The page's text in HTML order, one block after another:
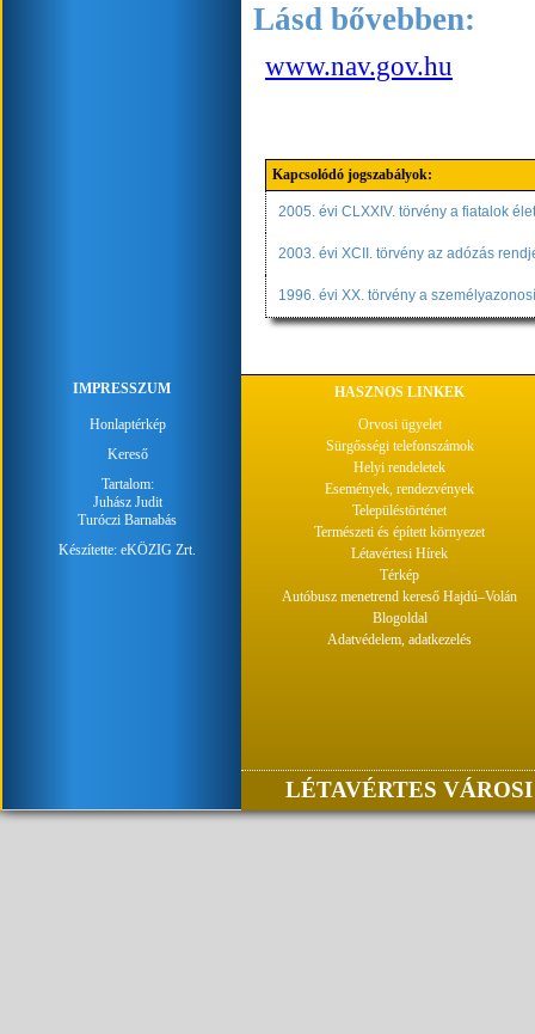
Lásd bővebben:
www.nav.gov.hu
Kapcsolódó jogszabályok:
2005. évi CLXXIV. törvény a fiatalok
2003. évi XCII. törvény az adózás
1996. évi XX. törvény a
IMPRESSZUM
Honlaptérkép
Kereső
Tartalom:
Juhász Judit
Turóczi Barnabás
Készítette:eKÖZIG Zrt.
HASZNOS LINKEK
Orvosi ügyelet
Sürgősségi telefonszámok
Helyi rendeletek
Események, rendezvények
Településtörténet
Természeti és épített környezet
Létavértesi Hírek
Térkép
Autóbusz menetrend kereső Hajdú–Volán
Blogoldal
Adatvédelem, adatkezelés
LÉTAVÉRTES